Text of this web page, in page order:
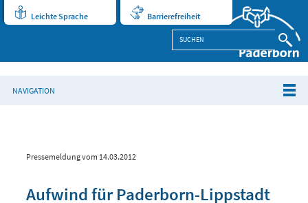
Leichte Sprache Barrierefreiheit
NAVIGATION
Pressemeldung vom 14.03.2012
Aufwind für Paderborn-Lippstadt